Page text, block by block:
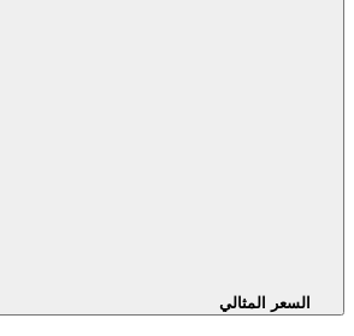
السعر المثالي